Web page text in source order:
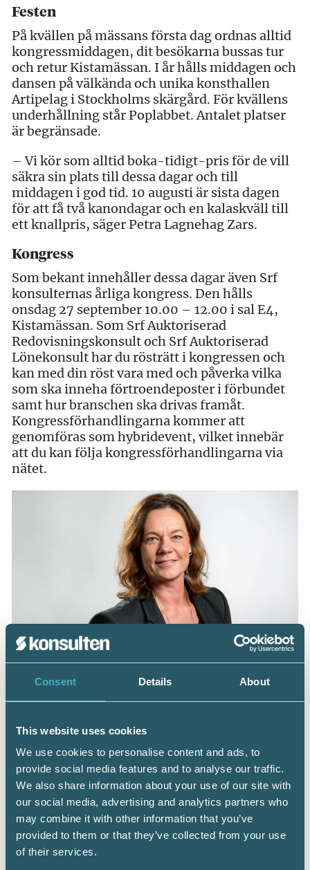
Consent Details About
This website uses cookies
We use cookies to personalise content and ads, to
provide social media features and to analyse our traffic.
We also share information about your use of our site with
our social media, advertising and analytics partners who
may combine it with other information that you’ve
provided to them or that they’ve collected from your use
of their services.
Festen
På kvällen på mässans första dag ordnas alltid
kongressmiddagen, dit besökarna bussas tur
och retur Kistamässan. I år hålls middagen och
dansen på välkända och unika konsthallen
Artipelag i Stockholms skärgård. För kvällens
underhållning står Poplabbet. Antalet platser
är begränsade.
– Vi kör som alltid boka-tidigt-pris för de vill
säkra sin plats till dessa dagar och till
middagen i god tid. 10 augusti är sista dagen
för att få två kanondagar och en kalaskväll till
ett knallpris, säger Petra Lagnehag Zars.
Kongress
Som bekant innehåller dessa dagar även Srf
konsulternas årliga kongress. Den hålls
onsdag 27 september 10.00 – 12.00 i sal E4,
Kistamässan. Som Srf Auktoriserad
Redovisningskonsult och Srf Auktoriserad
Lönekonsult har du rösträtt i kongressen och
kan med din röst vara med och påverka vilka
som ska inneha förtroendeposter i förbundet
samt hur branschen ska drivas framåt.
Kongressförhandlingarna kommer att
genomföras som hybridevent, vilket innebär
att du kan följa kongressförhandlingarna via
nätet.
– Vi är huvudsponsor till höstens största branschevent:
kunskap med sig hem genom föreläsare, leverantörer,
branschkollegor och andra branschaktörer, säger Petra
Lagnehag Zars, Marknadschef för Srf konsulterna.
Anmälan och program
Boka Srf Kongressmiddag här